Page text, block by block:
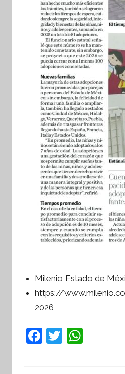
Milenio Estado de
https://
2026
F
T